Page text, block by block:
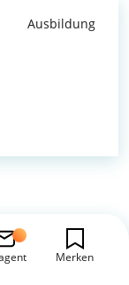
Merken
Ausbildung